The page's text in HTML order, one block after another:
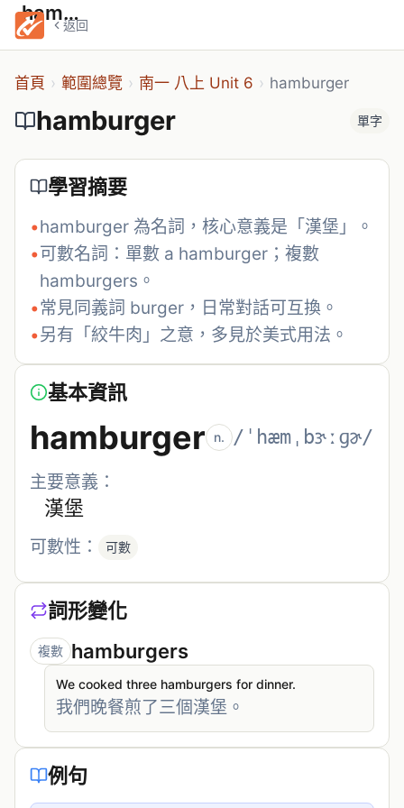
返回
hamburger
首頁 › 範圍總覽 › 南一 八上 Unit 6 › hamburger
hamburger 單字
學習摘要
•hamburger 為名詞，核心意義是「漢堡」。
•可數名詞：單數 a hamburger；複數
hamburgers。
•常見同義詞 burger，日常對話可互換。
•另有「絞牛肉」之意，多見於美式用法。
基本資訊
hamburger n. /ˈhæmˌbɝːɡɚ/
主要意義：
漢堡
可數性： 可數
詞形變化
複數 hamburgers
We cooked three hamburgers for dinner.
我們晚餐煎了三個漢堡。
例句